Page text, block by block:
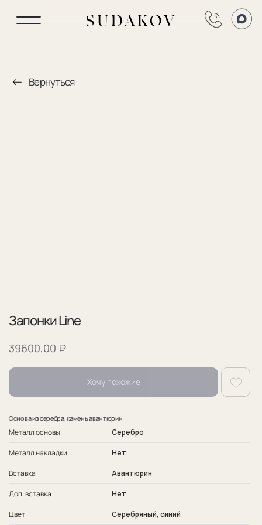
Запонки Line
39600,00 ₽
Хочу похожие
Основа из серебра, камень авантюрин
Металл основы Серебро
Металл накладки Нет
Вставка Авантюрин
Доп. вставка Нет
Цвет Серебряный, синий
Гарантия
В обслуживание входит чистка и полировка
изделия.